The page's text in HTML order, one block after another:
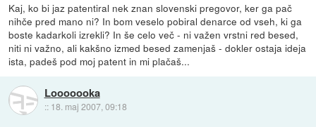
Kaj, ko bi jaz patentiral nek znan slovenski pregovor, ker ga pač
nihče pred mano ni? In bom veselo pobiral denarce od vseh, ki ga
boste kadarkoli izrekli? In še celo več - ni važen vrstni red besed,
niti ni važno, ali kakšno izmed besed zamenjaš - dokler ostaja ideja
ista, padeš pod moj patent in mi plačaš...
Looooooka
:: 18. maj 2007, 09:18